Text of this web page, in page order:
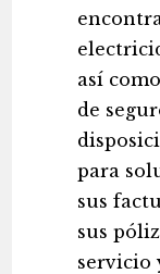
así
de
para
sus
sus
servicio